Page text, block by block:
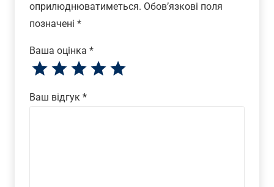
оприлюднюватиметься. Обов’язкові поля
позначені *
Ваша оцінка *
Ваш відгук *